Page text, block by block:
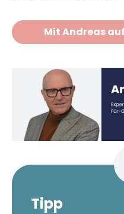
Mit Andreas
Tipp